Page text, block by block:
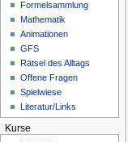
Formelsammlung
Mathematik
Animationen
GFS
Rätsel des Alltags
Offene Fragen
Spielwiese
Literatur/Links
Kurse